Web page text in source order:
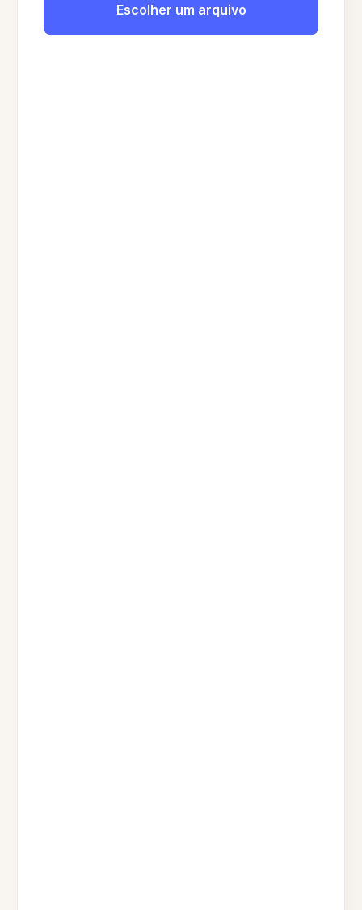
Escolher um arquivo